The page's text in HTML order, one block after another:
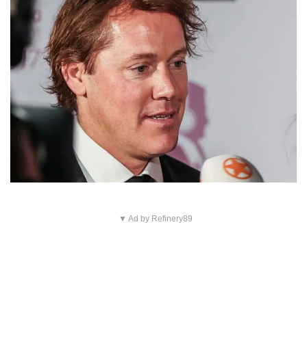
▼ Ad by Refinery89